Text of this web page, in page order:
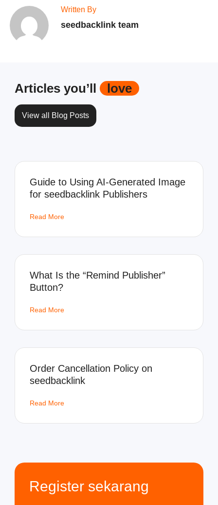
Written By
seedbacklink team
Articles you’ll love
View all Blog Posts
Guide to Using AI-Generated Image
for seedbacklink Publishers
Read More
What Is the “Remind Publisher”
Button?
Read More
Order Cancellation Policy on
seedbacklink
Read More
Register sekarang